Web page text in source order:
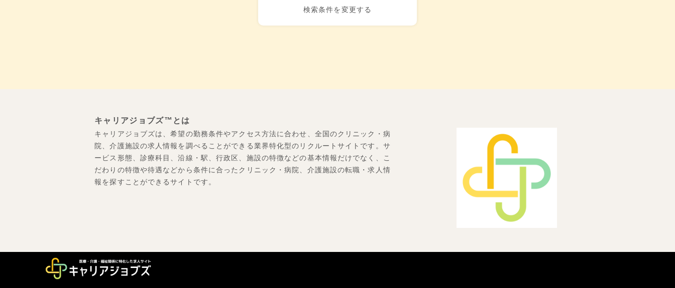
検索条件を変更する
キャリアジョブズ™とは
キャリアジョブズは、希望の勤務条件やアクセス方法に合わせ、全国のクリニック・病
院、介護施設の求人情報を調べることができる業界特化型のリクルートサイトです。サ
ービス形態、診療科目、沿線・駅、行政区、施設の特徴などの基本情報だけでなく、こ
だわりの特徴や待遇などから条件に合ったクリニック・病院、介護施設の転職・求人情
報を探すことができるサイトです。